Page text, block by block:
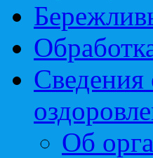
Сведения
Об